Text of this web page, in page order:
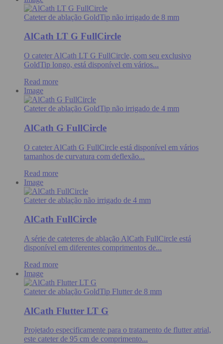
Cateter de ablação GoldTip não irrigado de 8 mm
AlCath LT G FullCircle
O cateter AlCath LT G FullCircle, com seu exclusivo
GoldTip longo, está disponível em vários...
Read more
Image
Cateter de ablação GoldTip não irrigado de 4 mm
AlCath G FullCircle
O cateter AlCath G FullCircle está disponível em vários
tamanhos de curvatura com deflexão...
Read more
Image
Cateter de ablação não irrigado de 4 mm
AlCath FullCircle
A série de cateteres de ablação AlCath FullCircle está
disponível em diferentes comprimentos de...
Read more
Image
Cateter de ablação GoldTip Flutter de 8 mm
AlCath Flutter LT G
Projetado especificamente para o tratamento de flutter atrial,
este cateter de 95 cm de comprimento...